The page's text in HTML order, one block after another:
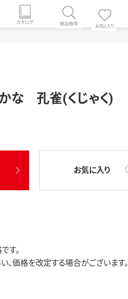
な 孔雀(くじゃく)
お気に入り
す。
、価格を改定する場合がございます。